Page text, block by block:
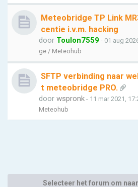
Meteobridge TP Link
centie i.v.m. hacking
door Toulon7559 - 01 aug
ge / Meteohub
SFTP verbinding naar
t meteobridge PRO.
door wspronk - 11 mar 2021,
Meteohub
Selecteer het forum om